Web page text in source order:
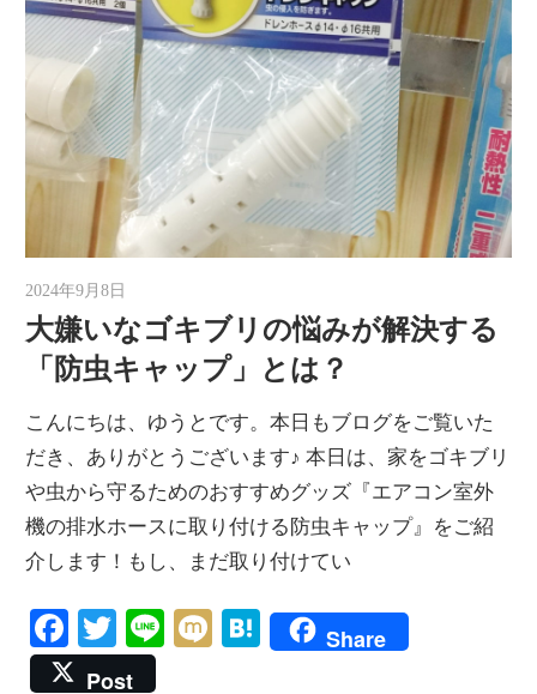
2024年9月8日
大嫌いなゴキブリの悩みが解決する
「防虫キャップ」とは？
こんにちは、ゆうとです。本日もブログをご覧いた
だき、ありがとうございます♪ 本日は、家をゴキブリ
や虫から守るためのおすすめグッズ『エアコン室外
機の排水ホースに取り付ける防虫キャップ』をご紹
介します！もし、まだ取り付けてい
Facebook
TwitterLineMixiHatena
Share
Post